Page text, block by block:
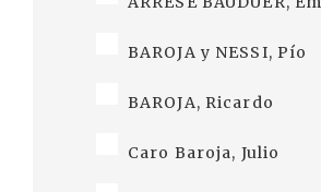
BAROJA y NESSI, Pío
BAROJA, Ricardo
Caro Baroja, Julio